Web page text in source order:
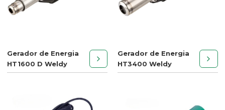
Gerador de Energia
HT1600 D Weldy
Gerador de Energia
HT3400 Weldy